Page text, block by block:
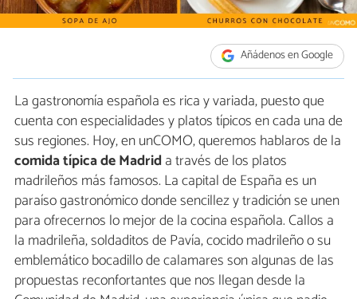
Añádenos en Google
La gastronomía española es rica y variada, puesto que
cuenta con especialidades y platos típicos en cada una de
sus regiones. Hoy, en unCOMO, queremos hablaros de la
comida típica de Madrida través de los platos
madrileños más famosos. La capital de España es un
paraíso gastronómico donde sencillez y tradición se unen
para ofrecernos lo mejor de la cocina española. Callos a
la madrileña, soldaditos de Pavía, cocido madrileño o su
emblemático bocadillo de calamares son algunas de las
propuestas reconfortantes que nos llegan desde la